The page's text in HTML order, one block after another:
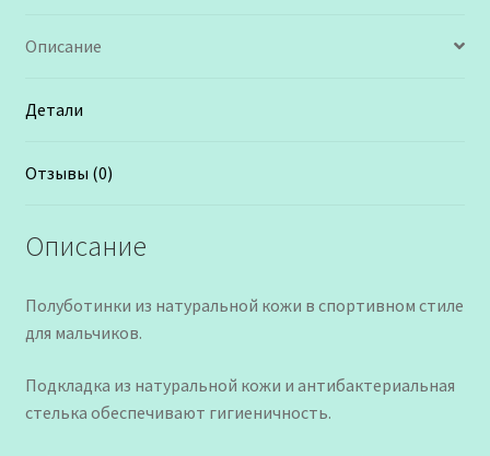
Описание
Детали
Отзывы (0)
Описание
Полуботинки из натуральной кожи в спортивном стиле
для мальчиков.
Подкладка из натуральной кожи и антибактериальная
стелька обеспечивают гигиеничность.